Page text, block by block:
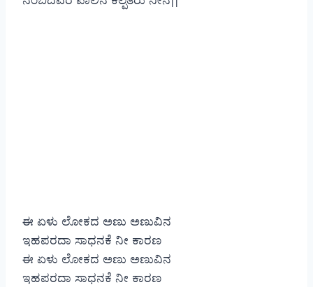
ಈ ಏಳು ಲೋಕದ ಅಣು ಅಣುವಿನ
ಇಹಪರದಾ ಸಾಧನಕೆ ನೀ ಕಾರಣ
ಈ ಏಳು ಲೋಕದ ಅಣು ಅಣುವಿನ
ಇಹಪರದಾ ಸಾಧನಕೆ ನೀ ಕಾರಣ